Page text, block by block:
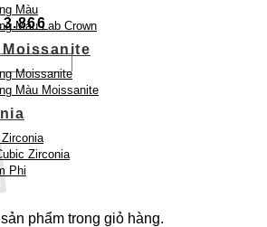
phẩm trong giỏ hàng.
Màu
Màu Lab Crown
Moissanite
Màu Moissanite
Zirconia
Phi